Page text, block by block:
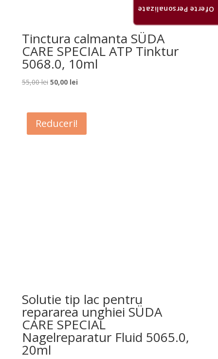
Tinctura calmanta SÜDA
CARE SPECIAL ATP Tinktur
5068.0, 10ml
55,00lei Prețul
fost:
55,00 lei.
50,00 leiPrețul
50,00 lei.
Reduceri!
Solutie tip lac pentru
repararea unghiei SÜDA
CARE SPECIAL
Nagelreparatur Fluid 5065.0,
20ml
Oferte Personalizate